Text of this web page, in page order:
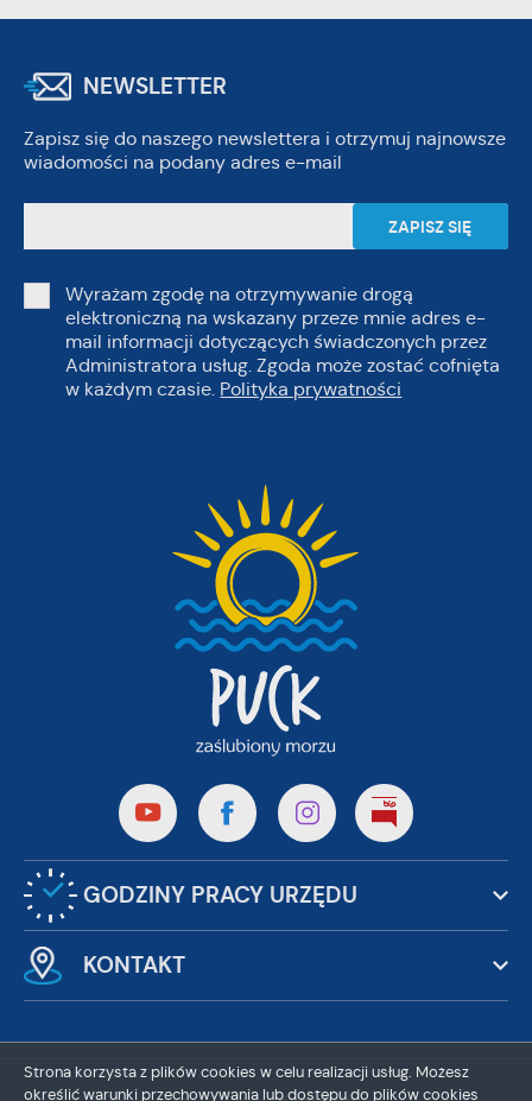
NEWSLETTER
Zapisz się do naszego newslettera i otrzymuj najnowsze
wiadomości na podany adres e-mail
Wyrażam zgodę na otrzymywanie drogą
elektroniczną na wskazany przeze mnie adres e-
mail informacji dotyczących świadczonych przez
Administratora usług. Zgoda może zostać cofnięta
w każdym czasie. Polityka prywatności
GODZINY PRACY URZĘDU
KONTAKT
Strona korzysta z plików cookies w celu realizacji usług. Możesz
określić warunki przechowywania lub dostępu do plików cookies